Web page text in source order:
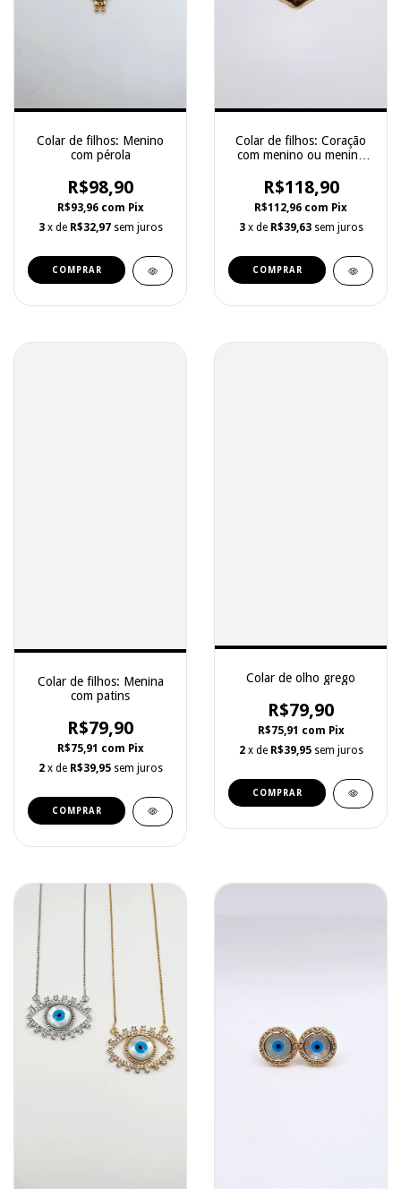
Colar de filhos: Menino
com pérola
R$98,90
R$93,96 com Pix
3 x de R$32,97 sem juros
Colar de filhos: Coração
com menino ou menina
R$118,90
R$112,96 com Pix
3 x de R$39,63 sem juros
COMPRAR
Colar de filhos: Menina
com patins
R$79,90
R$75,91 com Pix
2 x de R$39,95 sem juros
Colar de olho grego
R$79,90
R$75,91 com Pix
2 x de R$39,95 sem juros